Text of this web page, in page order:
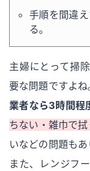
手順を間違
る。
主婦にとって掃
要な問題ですよね
業者なら3時間程
ちない・雑巾で
いなどの問題もあ
また、レンジフ